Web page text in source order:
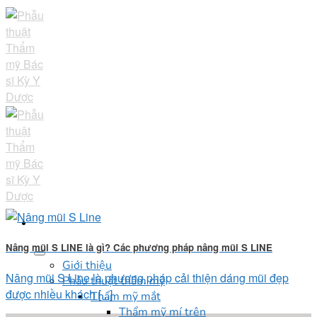
Skip
to
content
Giới thiệu
Phẫu thuật thẩm mỹ
Thẩm mỹ mắt
Thẩm mỹ mí trên
Nâng mũi S LINE là gì? Các phương pháp nâng mũi S LINE
Nâng mũi S Line là phương pháp cải thiện dáng mũi đẹp
được nhiều khách [...]